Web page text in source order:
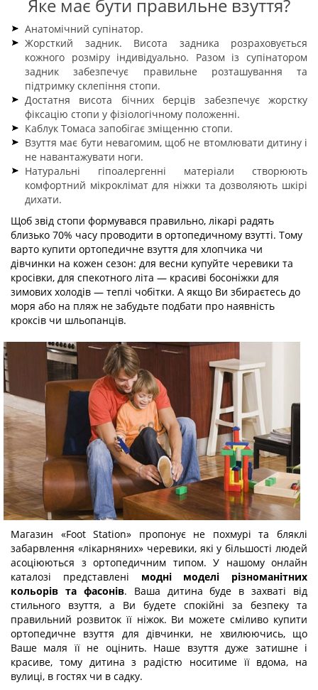
Яке має бути правильне взуття?
Анатомічний супінатор.
Жорсткий задник. Висота задника розраховується
кожного розміру індивідуально. Разом із супінатором
задник забезпечує правильне розташування та
підтримку склепіння стопи.
Достатня висота бічних берців забезпечує жорстку
фіксацію стопи у фізіологічному положенні.
Каблук Томаса запобігає зміщенню стопи.
Взуття має бути невагомим, щоб не втомлювати дитину і
не навантажувати ноги.
Натуральні гіпоалергенні матеріали створюють
комфортний мікроклімат для ніжки та дозволяють шкірі
дихати.
Щоб звід стопи формувався правильно, лікарі радять
близько 70% часу проводити в ортопедичному взутті. Тому
варто купити ортопедичне взуття для хлопчика чи
дівчинки на кожен сезон: для весни купуйте черевики та
кросівки, для спекотного літа — красиві босоніжки для
зимових холодів — теплі чобітки. А якщо Ви збираєтесь до
моря або на пляж не забудьте подбати про наявність
кроксів чи шльопанців.
Магазин «Foot Station» пропонує не похмурі та бляклі
забарвлення «лікарняних» черевики, які у більшості людей
асоціюються з ортопедичним типом. У нашому онлайн
каталозі представлені модні моделі різноманітних
кольорів та фасонів. Ваша дитина буде в захваті від
стильного взуття, а Ви будете спокійні за безпеку та
правильний розвиток її ніжок. Ви можете сміливо купити
ортопедичне взуття для дівчинки, не хвилюючись, що
Ваше маля її не оцінить. Наше взуття дуже затишне і
красиве, тому дитина з радістю носитиме її вдома, на
вулиці, в гостях чи в садку.